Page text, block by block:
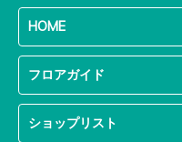
HOME
フロアガイド
ショップリスト